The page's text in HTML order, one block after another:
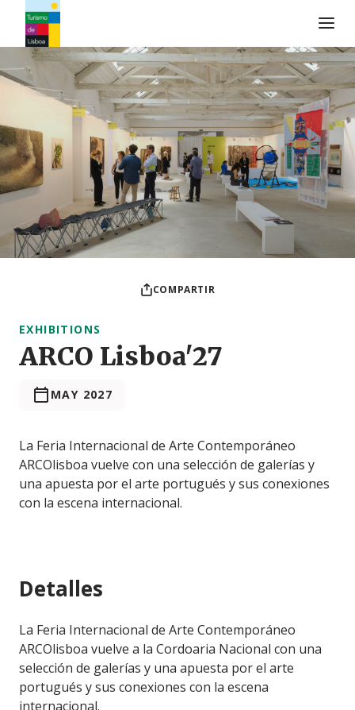
Logo de Turismo de Lisboa
COMPARTIR
EXHIBITIONS
ARCO Lisboa'27
MAY 2027
La Feria Internacional de Arte Contemporáneo
ARCOlisboa vuelve con una selección de galerías y
una apuesta por el arte portugués y sus conexiones
con la escena internacional.
Detalles
La Feria Internacional de Arte Contemporáneo
ARCOlisboa vuelve a la Cordoaria Nacional con una
selección de galerías y una apuesta por el arte
portugués y sus conexiones con la escena
internacional.